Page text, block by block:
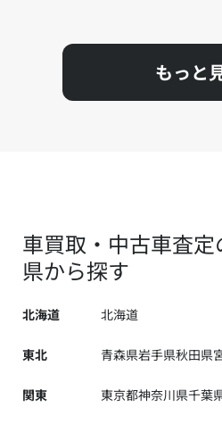
もっと
車買取・中古車査
県から探す
北海道 北海道
東北 青森県岩手県秋田県
関東 東京都神奈川県千葉